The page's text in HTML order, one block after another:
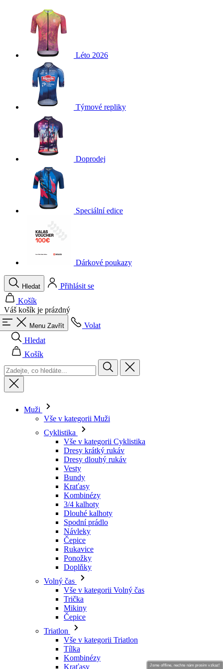
Léto 2026
Týmové repliky
Doprodej
Speciální edice
Dárkové poukazy
Hledat
Přihlásit se
Košík
Váš košík je prázdný
Menu Zavřít
Volat
Hledat
Košík
Muži
Vše v kategorii Muži
Cyklistika
Vše v kategorii Cyklistika
Dresy krátký rukáv
Dresy dlouhý rukáv
Vesty
Bundy
Kraťasy
Kombinézy
3/4 kalhoty
Dlouhé kalhoty
Spodní prádlo
Návleky
Čepice
Rukavice
Ponožky
Doplňky
Volný čas
Vše v kategorii Volný čas
Trička
Mikiny
Čepice
Triatlon
Vše v kategorii Triatlon
Tílka
Kombinézy
Kraťasy
Jsme offline, nechte nám prosím vzkaz!